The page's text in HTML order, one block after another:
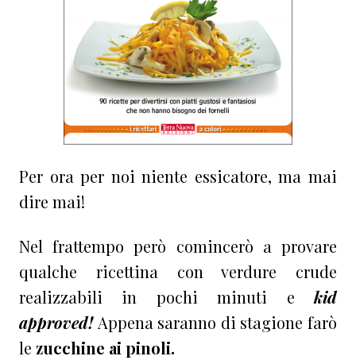
Per ora per noi niente essicatore, ma mai
dire mai!
Nel frattempo però comincerò a provare
qualche ricettina con verdure crude
realizzabili in pochi minuti e kid
approved! Appena saranno di stagione farò
le zucchine ai pinoli.